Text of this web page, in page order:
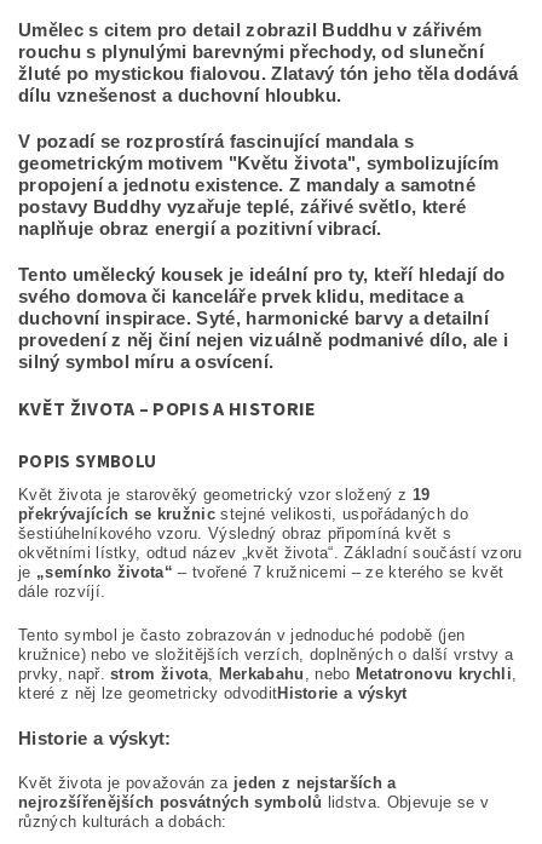
Umělec s citem pro detail zobrazil Buddhu v zářivém
rouchu s plynulými barevnými přechody, od sluneční
žluté po mystickou fialovou. Zlatavý tón jeho těla dodává
dílu vznešenost a duchovní hloubku.
V pozadí se rozprostírá fascinující mandala s
geometrickým motivem "Květu života", symbolizujícím
propojení a jednotu existence. Z mandaly a samotné
postavy Buddhy vyzařuje teplé, zářivé světlo, které
naplňuje obraz energií a pozitivní vibrací.
Tento umělecký kousek je ideální pro ty, kteří hledají do
svého domova či kanceláře prvek klidu, meditace a
duchovní inspirace. Syté, harmonické barvy a detailní
provedení z něj činí nejen vizuálně podmanivé dílo, ale i
silný symbol míru a osvícení.
KVĚT ŽIVOTA – POPIS A HISTORIE
POPIS SYMBOLU
Květ života je starověký geometrický vzor složený z 19
překrývajících se kružnic stejné velikosti, uspořádaných do
šestiúhelníkového vzoru. Výsledný obraz připomíná květ s
okvětními lístky, odtud název „květ života“. Základní součástí vzoru
je „semínko života“ – tvořené 7 kružnicemi – ze kterého se květ
dále rozvíjí.
Tento symbol je často zobrazován v jednoduché podobě (jen
kružnice) nebo ve složitějších verzích, doplněných o další vrstvy a
prvky, např.strom života, Merkabahu , nebo Metatronovu krychli,
které z něj lze geometricky odvoditHistorie a výskyt
Historie a výskyt:
Květ života je považován za jeden z nejstarších a
nejrozšířenějších posvátných symbolů lidstva. Objevuje se v
různých kulturách a dobách: